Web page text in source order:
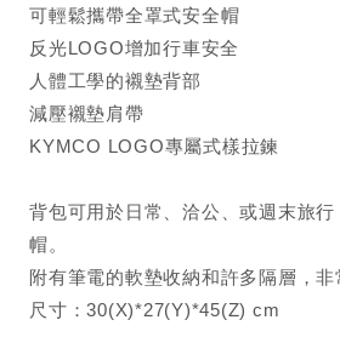
可輕鬆攜帶全罩式安全帽
反光LOGO增加行車安全
人體工學的襯墊背部
減壓襯墊肩帶
KYMCO LOGO專屬式樣拉鍊
背包可用於日常、洽公、或週末旅
帽。
附有筆電的軟墊收納和許多隔層，非
尺寸：30(X)*27(Y)*45(Z) cm